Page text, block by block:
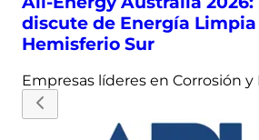
discute de Energía Limpia
Hemisferio Sur
Empresas líderes en Corrosión y